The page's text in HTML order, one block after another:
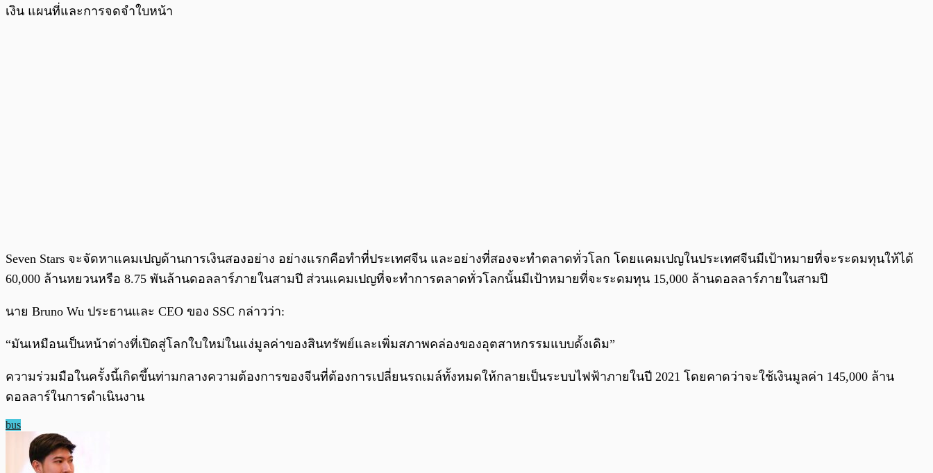
เงิน แผนที่และการจดจำใบหน้า
Seven Stars จะจัดหาแคมเปญด้านการเงินสองอย่าง อย่างแรกคือทำที่ประเทศจีน และอย่างที่สองจะทำตลาดทั่วโลก โดยแคมเปญในประเทศจีนมีเป้าหมายที่จะระดมทุนให้ได้
60,000 ล้านหยวนหรือ 8.75 พันล้านดอลลาร์ภายในสามปี ส่วนแคมเปญที่จะทำการตลาดทั่วโลกนั้นมีเป้าหมายที่จะระดมทุน 15,000 ล้านดอลลาร์ภายในสามปี
นาย Bruno Wu ประธานและ CEO ของ SSC กล่าวว่า:
“มันเหมือนเป็นหน้าต่างที่เปิดสู่โลกใบใหม่ในแง่มูลค่าของสินทรัพย์และเพิ่มสภาพคล่องของอุตสาหกรรมแบบดั้งเดิม”
ความร่วมมือในครั้งนี้เกิดขึ้นท่ามกลางความต้องการของจีนที่ต้องการเปลี่ยนรถเมล์ทั้งหมดให้กลายเป็นระบบไฟฟ้าภายในปี 2021 โดยคาดว่าจะใช้เงินมูลค่า 145,000 ล้าน
ดอลลาร์ในการดำเนินงาน
bus